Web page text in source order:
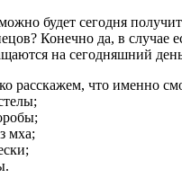
будет сегодня
Конечно да, в случае
на сегодняшний
расскажем, что именно
мха;